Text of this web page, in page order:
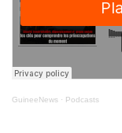
GuineeNews · Podcasts